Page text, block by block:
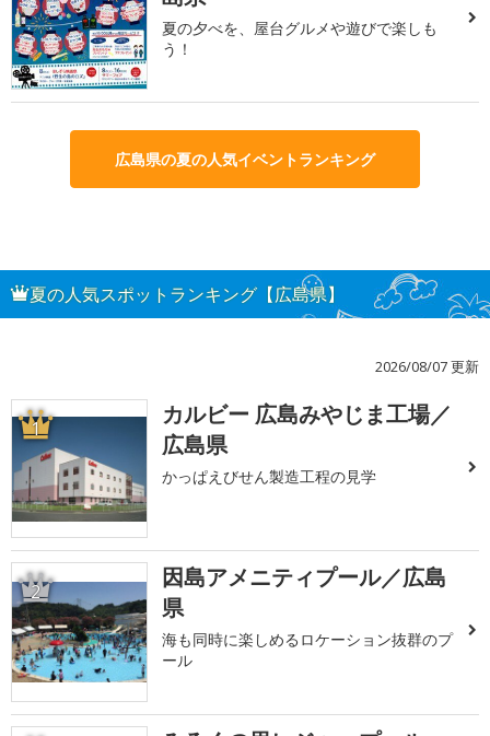
夏の夕べを、屋台グルメや遊びで楽しも
う！
広島県の夏の人気イベントランキング
夏の人気スポットランキング【広島県】
2026/08/07 更新
1
カルビー 広島みやじま工場／
広島県
かっぱえびせん製造工程の見学
2
因島アメニティプール／広島
県
海も同時に楽しめるロケーション抜群のプ
ール